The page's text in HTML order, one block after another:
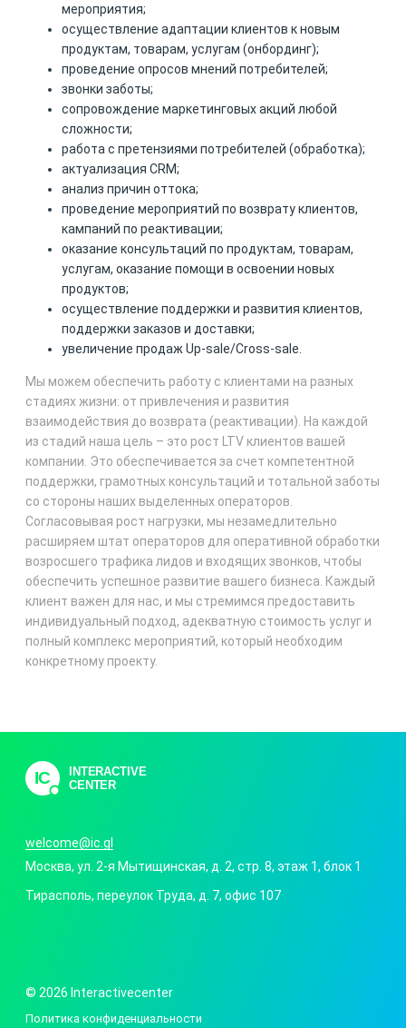
мероприятия;
осуществление адаптации клиентов к новым
продуктам, товарам, услугам (онбординг);
проведение опросов мнений потребителей;
звонки заботы;
сопровождение маркетинговых акций любой
сложности;
работа с претензиями потребителей (обработка);
актуализация CRM;
анализ причин оттока;
проведение мероприятий по возврату клиентов,
кампаний по реактивации;
оказание консультаций по продуктам, товарам,
услугам, оказание помощи в освоении новых
продуктов;
осуществление поддержки и развития клиентов,
поддержки заказов и доставки;
увеличение продаж Up-sale/Cross-sale.
Мы можем обеспечить работу с клиентами на разных
стадиях жизни: от привлечения и развития
взаимодействия до возврата (реактивации). На каждой
из стадий наша цель – это рост LTV клиентов вашей
компании. Это обеспечивается за счет компетентной
поддержки, грамотных консультаций и тотальной заботы
со стороны наших выделенных операторов.
Согласовывая рост нагрузки, мы незамедлительно
расширяем штат операторов для оперативной обработки
возросшего трафика лидов и входящих звонков, чтобы
обеспечить успешное развитие вашего бизнеса. Каждый
клиент важен для нас, и мы стремимся предоставить
индивидуальный подход, адекватную стоимость услуг и
полный комплекс мероприятий, который необходим
конкретному проекту.
IC
INTERACTIVE
CENTER
welcome@ic.gl
Москва, ул. 2-я Мытищинская, д. 2, стр. 8, этаж 1, блок 1
Тирасполь, переулок Труда, д. 7, офис 107
© 2026 Interactivecenter
Политика конфиденциальности